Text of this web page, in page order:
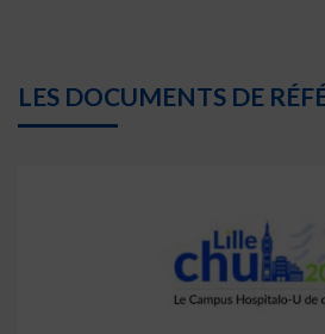
LES DOCUMENTS DE